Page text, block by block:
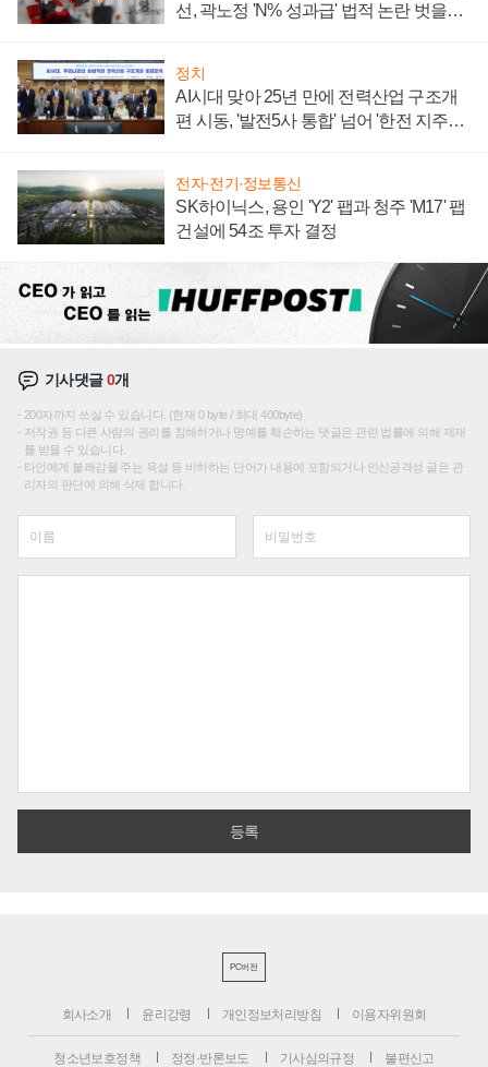
선, 곽노정 'N% 성과급' 법적 논란 벗을지
정치
AI시대 맞아 25년 만에 전력산업 구조개
편 시동, '발전5사 통합' 넘어 '한전 지주사'
전자·전기·정보통신
SK하이닉스, 용인 'Y2' 팹과 청주 'M17' 팹
건설에 54조 투자 결정
기사댓글0개
200자까지 쓰실 수 있습니다. (현재 0 byte / 최대 400byte)
저작권 등 다른 사람의 권리를 침해하거나 명예를 훼손하는 댓글은 관련 법률에 의해 제재
를 받을 수 있습니다.
타인에게 불쾌감을 주는 욕설 등 비하하는 단어가 내용에 포함되거나 인신공격성 글은 관
리자의 판단에 의해 삭제 합니다.
PC버전
회사소개 윤리강령 개인정보처리방침 이용자위원회
청소년보호정책 정정·반론보도 기사심의규정 불편신고